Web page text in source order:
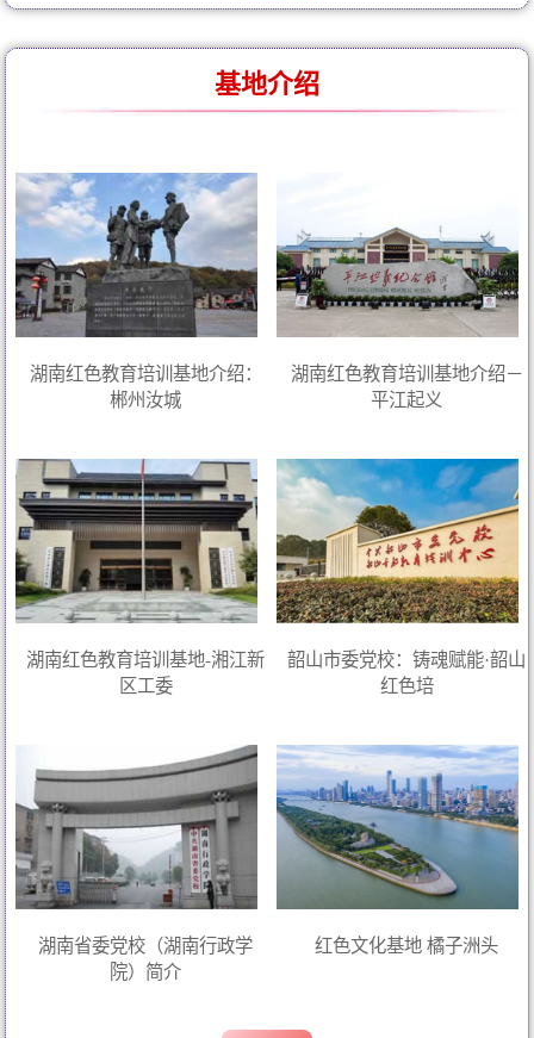
基地介绍
湖南红色教育培训基地介绍：
郴州汝城
湖南红色教育培训基地介绍－
平江起义
湖南红色教育培训基地-湘江新
区工委
韶山市委党校：铸魂赋能·韶山
红色培
湖南省委党校（湖南行政学
院）简介
红色文化基地 橘子洲头